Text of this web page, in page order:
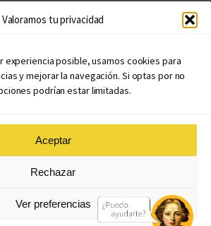
Valoramos tu privacidad
experiencia posible, usamos cookies para
y mejorar la navegación. Si optas por no
podrían estar limitadas.
Aceptar
Rechazar
Ver preferencias